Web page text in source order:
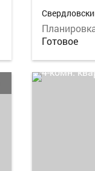
Готовое